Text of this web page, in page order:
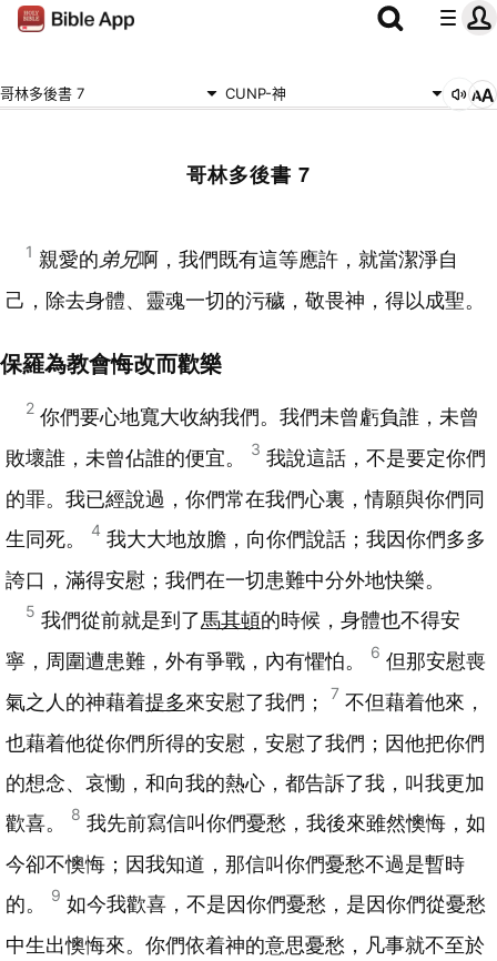
哥林多後書 7 CUNP-神
哥林多後書 7
1 親愛的 弟兄啊，我們既有這等應許，就當潔淨自
己，除去身體、靈魂一切的污穢，敬畏神，得以成聖。
保羅為教會悔改而歡樂
2 你們要心地寬大收納我們。我們未曾虧負誰，未曾
敗壞誰，未曾佔誰的便宜。
3 我說這話，不是要定你們
的罪。我已經說過，你們常在我們心裏，情願與你們同
生同死。
4 我大大地放膽，向你們說話；我因你們多多
誇口，滿得安慰；我們在一切患難中分外地快樂。
5 我們從前就是到了馬其頓的時候，身體也不得安
寧，周圍遭患難，外有爭戰，內有懼怕。
6 但那安慰喪
氣之人的神藉着提多來安慰了我們； 7 不但藉着他來，
也藉着他從你們所得的安慰，安慰了我們；因他把你們
的想念、哀慟，和向我的熱心，都告訴了我，叫我更加
歡喜。
8 我先前寫信叫你們憂愁，我後來雖然懊悔，如
今卻不懊悔；因我知道，那信叫你們憂愁不過是暫時
的。
9 如今我歡喜，不是因你們憂愁，是因你們從憂愁
中生出懊悔來。你們依着神的意思憂愁，凡事就不至於